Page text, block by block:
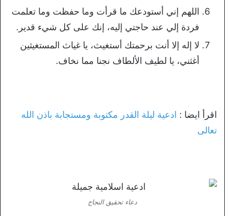
اللهم إني أستودعك ما قرأت وما حفظت وما تعلمت
فردة إلي عند حاجتي إليه، إنك على كل شيء قدير.
لا إله إلا أنت برحمتك أستغيث، يا غياث المستغيثين
أغثني، يا لطيف الألطاف نجنا مما نخاف.
اقرأ ايضا : ادعية ليلة القدر مكتوبة ومستجابة باذن الله
تعالى
دعاء تحقيق النجاح